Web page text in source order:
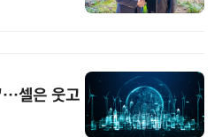
셀은 웃고